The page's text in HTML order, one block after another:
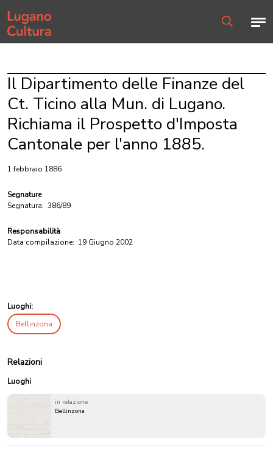
Home page
Il Dipartimento delle Finanze del
Ct. Ticino alla Mun. di Lugano.
Richiama il Prospetto d'Imposta
Cantonale per l'anno 1885.
1 febbraio 1886
Segnature
Segnatura: 386/89
Responsabilità
Data compilazione: 19 Giugno 2002
Luoghi:
Bellinzona
Relazioni
Luoghi
in relazione
Bellinzona